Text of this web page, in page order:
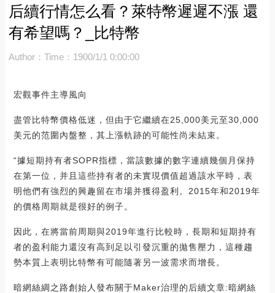
后續行情怎么看？萊特幣遲遲不漲 還
有希望嗎？_比特幣
Author： Time：1900/1/1 0:00:00
宏觀事件主導風向
盡管比特幣價格低迷，但由于它繼續在25,000美元至30,000
美元的范圍內盤整，其上漲軌跡的可能性尚未結束。
“據短期持有者SOPR指標，當該數據的數字連續幾個月保持
在第一位，并且這些持有者的未實現價值超過該水平時，表
明他們有強烈的興趣留在市場并獲得盈利。2015年和2019年
的價格周期就是很好的例子。
因此，在將當前周期與2019年進行比較時，長期和短期持有
者的盈利能力還沒有高到足以引發沉重的拋售壓力，這種趨
勢本質上表明比特幣有可能隨著另一波需求而增長。
暗網絲綢之路創始人發布關于Maker治理的后續文章:暗網絲